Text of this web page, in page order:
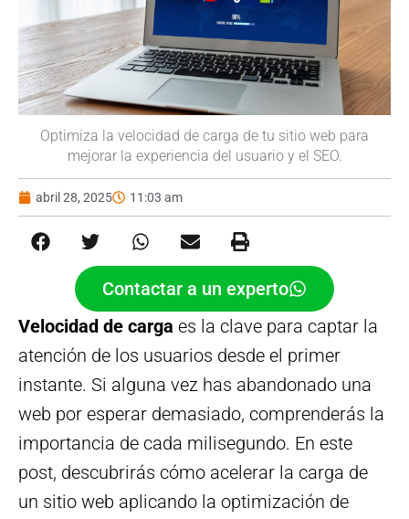
Optimiza la velocidad de carga de tu sitio web para
mejorar la experiencia del usuario y el SEO.
abril 28, 2025 11:03 am
Contactar a un experto
Velocidad de carga es la clave para captar la
atención de los usuarios desde el primer
instante. Si alguna vez has abandonado una
web por esperar demasiado, comprenderás la
importancia de cada milisegundo. En este
post, descubrirás cómo acelerar la carga de
un sitio web aplicando la optimización de